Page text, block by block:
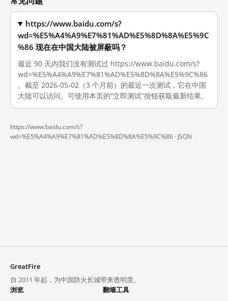
https://www.baidu.com/s?
wd=%E5%A4%A9%E7%81%AD%E5%8D%8A%E5%9C
%86 现在在中国大陆被屏蔽吗？
最近 90 天内我们没有测试过 https://www.baidu.com/s?
wd=%E5%A4%A9%E7%81%AD%E5%8D%8A%E5%9C%86
。截至 2026-05-02（3 个月前）的最近一次测试，它在中国
大陆可以访问。可使用本页的“立即测试”按钮获取最新结果。
https://www.baidu.com/s?
wd=%E5%A4%A9%E7%81%AD%E5%8D%8A%E5%9C%86 · JSON
GreatFire
自 2011 年起，为中国防火长城带来透明度。
浏览
翻墙工具